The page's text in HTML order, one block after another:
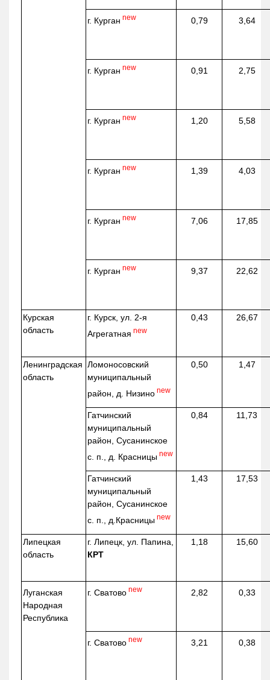
г. Курган new 0,79 3,64
г. Курган new 0,91 2,75
г. Курган new 1,20 5,58
г. Курган new 1,39 4,03
г. Курган new 7,06 17,85
г. Курган new 9,37 22,62
Курская
область
г. Курск, ул. 2-я
Агрегатная new
0,43 26,67
Ленинградская
область
Ломоносовский
муниципальный
район, д. Низино new
0,50 1,47
Гатчинский
муниципальный
район, Сусанинское
с. п., д. Красницы new
0,84 11,73
Гатчинский
муниципальный
район, Сусанинское
с. п., д.Красницы new
1,43 17,53
Липецкая
область
г. Липецк, ул. Папина,
КРТ
1,18 15,60
Луганская
Народная
Республика
г. Сватово new 2,82 0,33
г. Сватово new 3,21 0,38